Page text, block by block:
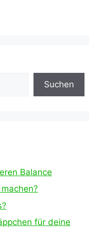
Suchen
Balance
für deine